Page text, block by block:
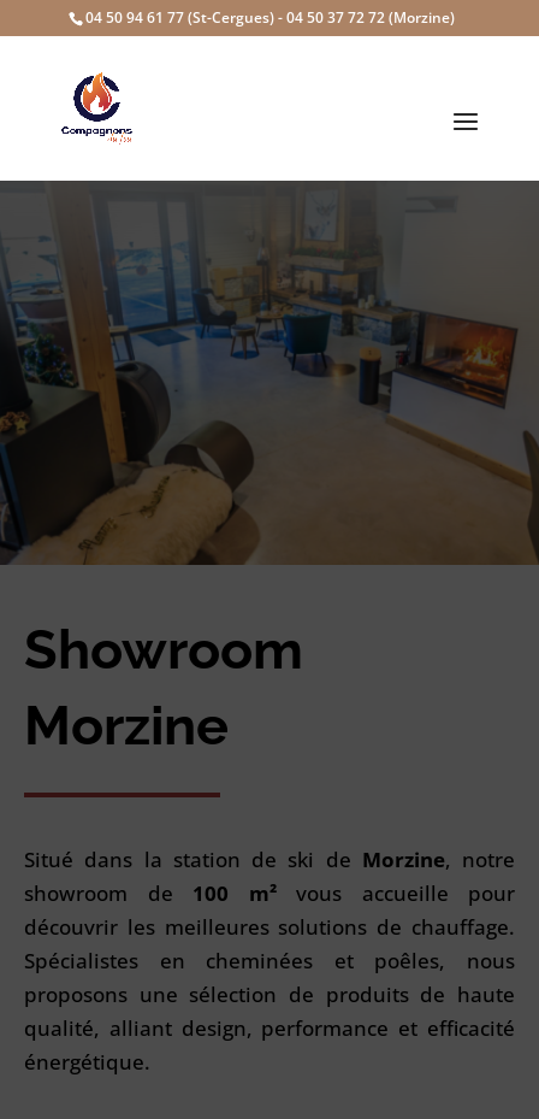
04 50 94 61 77 (St-Cergues) - 04 50 37 72 72 (Morzine)
Showroom
Morzine
Situé dans la station de ski de Morzine, notre
showroom de 100 m²vous accueille pour
découvrir les meilleures solutions de chauffage.
Spécialistes en cheminées et poêles, nous
proposons une sélection de produits de haute
qualité, alliant design, performance et efficacité
énergétique.